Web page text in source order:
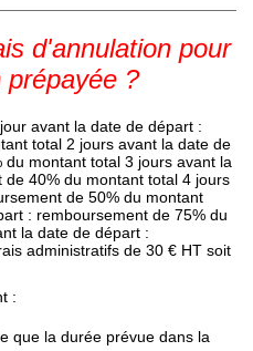
d'annulation pour
prépayée ?
avant la date de départ :
total 2 jours avant la date de
montant total 3 jours avant la
40% du montant total 4 jours
de 50% du montant
: remboursement de 75% du
la date de départ :
administratifs de 30 € HT soit
:
que la durée prévue dans la